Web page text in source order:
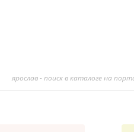
ярослав - поиск в каталоге на